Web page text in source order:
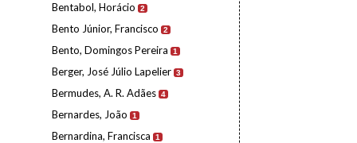
Bentabol, Horácio 2
Bento Júnior, Francisco 2
Bento, Domingos Pereira 1
Berger, José Júlio Lapelier 3
Bermudes, A. R. Adães 4
Bernardes, João 1
Bernardina, Francisca 1